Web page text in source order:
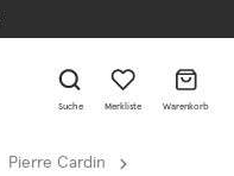
Suche Merkliste Warenkorb
Pierre Cardin